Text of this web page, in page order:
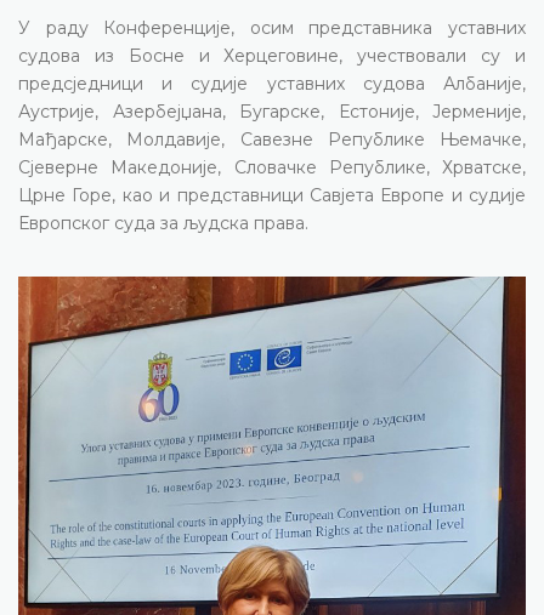
У раду Конференције, осим представника уставних
судова из Босне и Херцеговине, учествовали су и
предсједници и судије уставних судова Албаније,
Аустрије, Азербејџана, Бугарске, Естоније, Јерменије,
Мађарске, Молдавије, Савезне Републике Њемачке,
Сјеверне Македоније, Словачке Републике, Хрватске,
Црне Горе, као и представници Савјета Европе и судије
Европског суда за људска права.